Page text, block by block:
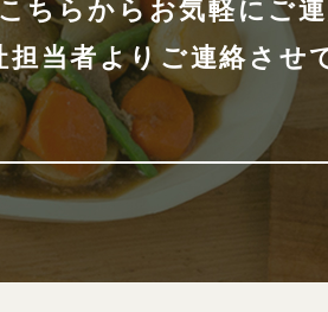
ちらからお気軽にご
担当者よりご連絡させ